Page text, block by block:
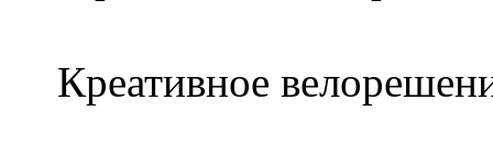
Креативное